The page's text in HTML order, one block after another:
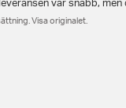
var snabb,
Visa originalet.